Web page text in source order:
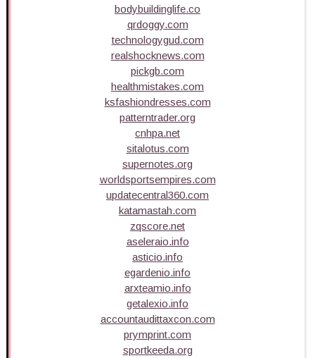
bodybuildinglife.co
qrdoggy.com
technologygud.com
realshocknews.com
pickgb.com
healthmistakes.com
ksfashiondresses.com
patterntrader.org
cnhpa.net
sitalotus.com
supernotes.org
worldsportsempires.com
updatecentral360.com
katamastah.com
zqscore.net
aseleraio.info
asticio.info
egardenio.info
arxteamio.info
getalexio.info
accountaudittaxcon.com
prymprint.com
sportkeeda.org